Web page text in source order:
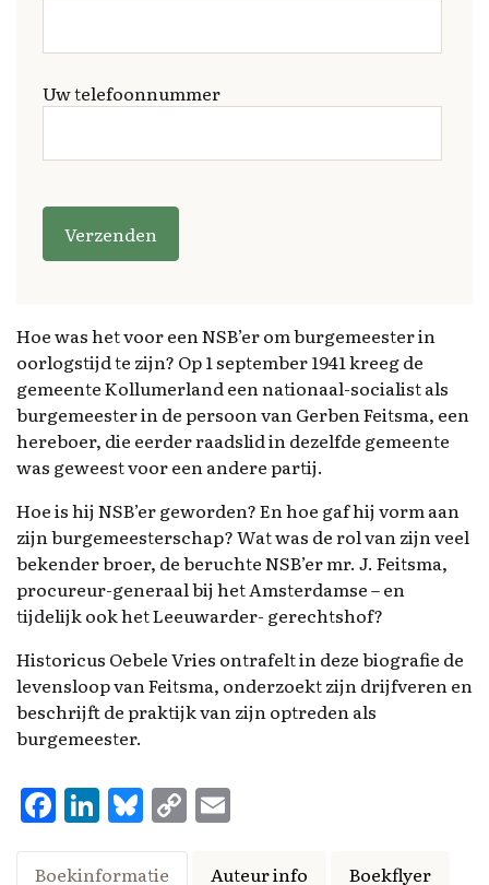
Uw telefoonnummer
G
li
e
d
it
v
e
l
l
e
e
g
t
l
a
t
e
.
Hoe was het voor een NSB’er om burgemeester in
oorlogstijd te zijn? Op 1 september 1941 kreeg de
gemeente Kollumerland een nationaal-socialist als
burgemeester in de persoon van Gerben Feitsma, een
hereboer, die eerder raadslid in dezelfde gemeente
was geweest voor een andere partij.
Hoe is hij NSB’er geworden? En hoe gaf hij vorm aan
zijn burgemeesterschap? Wat was de rol van zijn veel
bekender broer, de beruchte NSB’er mr. J. Feitsma,
procureur-generaal bij het Amsterdamse – en
tijdelijk ook het Leeuwarder- gerechtshof?
Historicus Oebele Vries ontrafelt in deze biografie de
levensloop van Feitsma, onderzoekt zijn drijfveren en
beschrijft de praktijk van zijn optreden als
burgemeester.
F
a
Li
n
Bl
u
C
o
Boekinformatie Auteur info Boekflyer